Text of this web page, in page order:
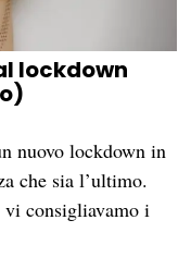
lockdown
nuovo lockdown in
che sia l’ultimo.
consigliavamo i